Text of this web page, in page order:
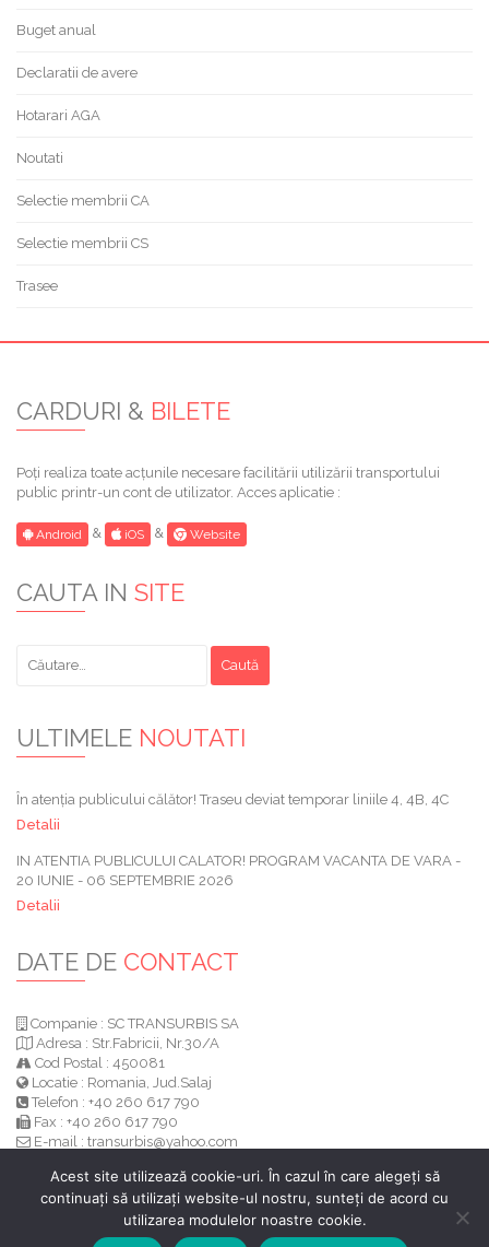
Buget anual
Declaratii de avere
Hotarari AGA
Noutati
Selectie membrii CA
Selectie membrii CS
Trasee
CARDURI & BILETE
Poți realiza toate acțunile necesare facilitării utilizării transportului
public printr-un cont de utilizator. Acces aplicatie :
Android & iOS & Website
CAUTA IN SITE
după:
ULTIMELE NOUTATI
În atenția publicului călător! Traseu deviat temporar liniile 4, 4B, 4C
Detalii
IN ATENTIA PUBLICULUI CALATOR! PROGRAM VACANTA DE VARA -
20 IUNIE - 06 SEPTEMBRIE 2026
Detalii
DATE DE CONTACT
Companie : SC TRANSURBIS SA
Adresa : Str.Fabricii, Nr.30/A
Cod Postal : 450081
Locatie : Romania, Jud.Salaj
Telefon : +40 260 617 790
Fax : +40 260 617 790
E-mail : transurbis@yahoo.com
© Toate drepturile rezervate.sc transurbis sa.
Acest site utilizează cookie-uri. În cazul în care alegeți să
continuați să utilizați website-ul nostru, sunteți de acord cu
utilizarea modulelor noastre cookie.